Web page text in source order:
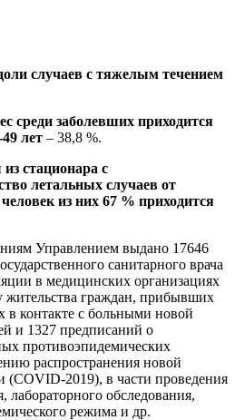
случаев с тяжелым течением
среди заболевших приходится
лет – 38,8 %.
стационара с
летальных случаев от
из них 67 % приходится
Управлением выдано 17646
санитарного врача
в медицинских организациях
жительства граждан, прибывших
контакте с больными новой
и 1327 предписаний о
противоэпидемических
распространения новой
(COVID-2019), в части проведения
обследования,
режима и др.